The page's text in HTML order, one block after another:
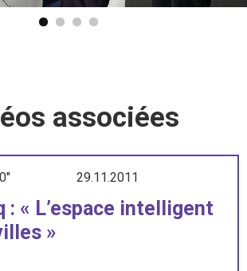
associées
29.11.2011
: « L’espace intelligent
»